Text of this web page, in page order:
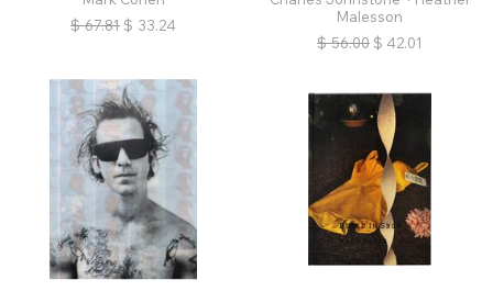
$ 67.81 $ 33.24
Malesson
$ 56.00 $ 42.01